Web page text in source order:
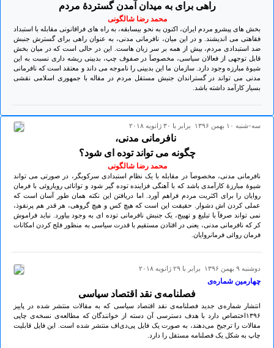
راهی برای به میدان آمدن گستردۀ مردم
محمد رضا شالگونی
بخش های پیشرو مردم ایران، اکنون به نحو بیسابقه، به راه های فراقانونی مقابله با استبداد
فقاهتی می اندیشند. و در این میان، نافرمانی مدنی، به عنوان راهی برای گسترش جنبش
ضد استبدادی مردم، بیش از همه بر سر زبان هاست. این در حالی است که در میان بخش
قابل توجهی از فعالان سیاسی، مخصوصآ در صفوف چپ، بدبینی ریشه داری نسبت به این
شیوۀ مبارزه وجود دارد. سازمان ما این بدبینی را ناموجه می داند و معتقد است که نافرمانی
مدنی می تواند در گستراندان جنبش مستقل مردم در مقاله با جمهوری اسلامی نقشی
بسیار کارآمد داشته باشد.
سه-شنبه ۱۰ بهمن ۱۳۹۶ برابر با ۳۰ ژانويه ۲۰۱۸
نافرمانی مدنی،
چگونه می تواند توده ای شود؟
محمد رضا شالگونی
نافرمانی مدنی، مخصوصآ در مقابله با یک نظام استبدادی سرکوبگر، در صورتی می تواند
شیوۀ مبارزۀ کارآمدی باشد که با آهنگی فزاینده توده گیر شود و توانائی رویاروئی با فرمان
روایان را برای اکثریت مردم فراهم آورد. اما دریافتن این نکته همان طور آسان است که
عملی کردن اش دشوار. حقیقت این است که هیچ کس و هیچ گروهی، هر قدر هم پرنقوذ،
نمی تواند صرفآ با تبلیغ و تهییج، یک جنبش نافرمانی توده ای به وجود بیاورد. نباید فراموش
کر که نافرمانی مدنی، یعنی در اقتادن مستقیم با قدرت سیاسی به منظور فلج کردن امکانات
فرمان روائی فرمانروایان.
دوشنبه ۹ بهمن ۱۳۹۶ برابر با ۲۹ ژانويه ۲۰۱۸
چهارمین شماره‌ی
فصلنامه‌ی نقد اقتصاد سیاسی
انتشار شماره‌ی جدید فصلنامه‌ی نقد اقتصاد سیاسی که به مقالات منتشر شده در پاییز
۱۳۹۶اختصاص دارد با هدف دسترسی آن دسته از خوانندگان که مطالعه‌ی نسخه‌ی چاپی
مقالات را ترجیح می‌دهند، به صورت یک فایل پی‌دی‌اف منتشر شده است. این فایل قابلیت
چاپ به شکل یک فصلنامه مستقل را دارد.